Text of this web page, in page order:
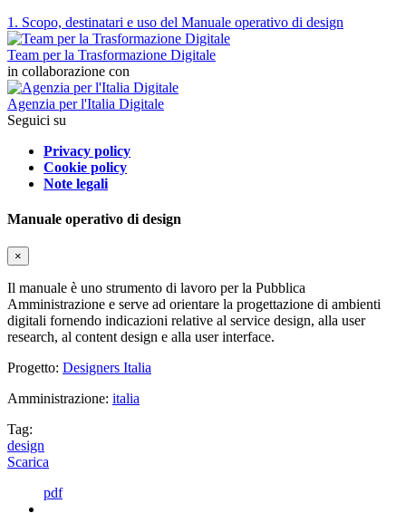
1. Scopo, destinatari e uso del Manuale operativo di design
Team per la Trasformazione Digitale
in collaborazione con
Agenzia per l'Italia Digitale
Seguici su
Privacy policy
Cookie policy
Note legali
Manuale operativo di design
×
Il manuale è uno strumento di lavoro per la Pubblica
Amministrazione e serve ad orientare la progettazione di ambienti
digitali fornendo indicazioni relative al service design, alla user
research, al content design e alla user interface.
Progetto: Designers Italia
Amministrazione: italia
Tag:
design
Scarica
pdf